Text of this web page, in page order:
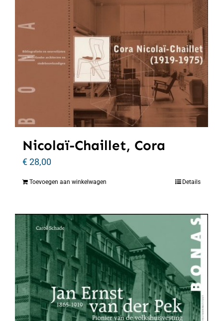
Nicolaï-Chaillet, Cora
€28,00
Toevoegen aan winkelwagen Details